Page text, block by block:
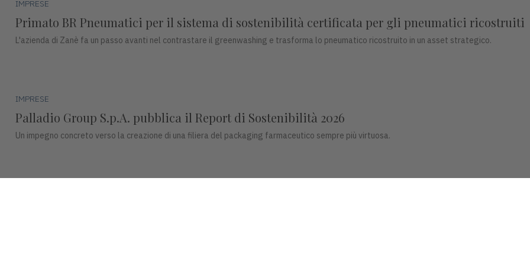
IMPRESE
Primato BR Pneumatici per il sistema di sostenibilità certificata per gli pneumatici ricostruiti
L'azienda di Zanè fa un passo avanti nel contrastare il greenwashing e trasforma lo pneumatico ricostruito in un asset strategico.
IMPRESE
Palladio Group S.p.A. pubblica il Report di Sostenibilità 2026
Un impegno concreto verso la creazione di una filiera del packaging farmaceutico sempre più virtuosa.